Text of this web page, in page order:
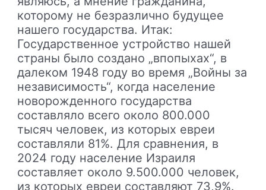
которому не безразлично будущее
нашего государства. Итак:
Государственное устройство нашей
страны было создано „впопыхах“, в
далеком 1948 году во время „Войны за
независимость“, когда население
новорожденного государства
составляло всего около 800.000
тысяч человек, из которых евреи
составляли 81%. Для сравнения, в
2024 году население Израиля
составляет около 9.500.000 человек,
из которых евреи составляют 73,9%.